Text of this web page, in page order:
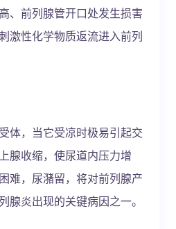
、前列腺管开口处发生损害
激性化学物质返流进入前列
体，当它受凉时极易引起交
腺收缩，使尿道内压力增
难，尿潴留，将对前列腺产
腺炎出现的关键病因之一。